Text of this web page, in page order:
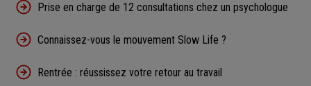
Prise en charge de 12 consultations chez un psychologue
Connaissez-vous le mouvement Slow Life ?
Rentrée : réussissez votre retour au travail